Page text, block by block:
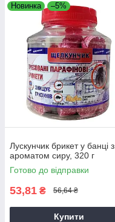
Новинка –5%
Лускунчик брикет у банці з
ароматом сиру, 320 г
Готово до відправки
53,81 ₴ 56,64 ₴
Купити